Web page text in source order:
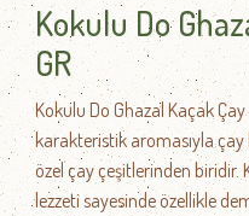
Kokulu Do
GR
Kokulu Do Ghazal Kaçak
karakteristik aromasıyla çay
özel çay çeşitlerinden biridir.
lezzeti sayesinde özellikle